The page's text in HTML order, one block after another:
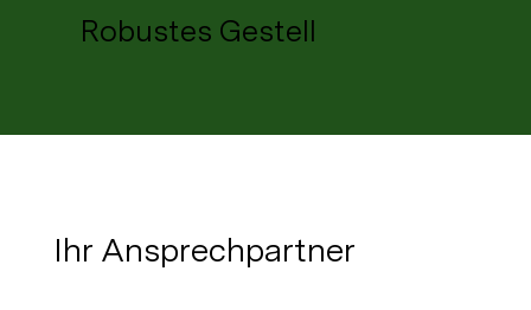
Ihr Ansprechpartner
Robustes Gestell